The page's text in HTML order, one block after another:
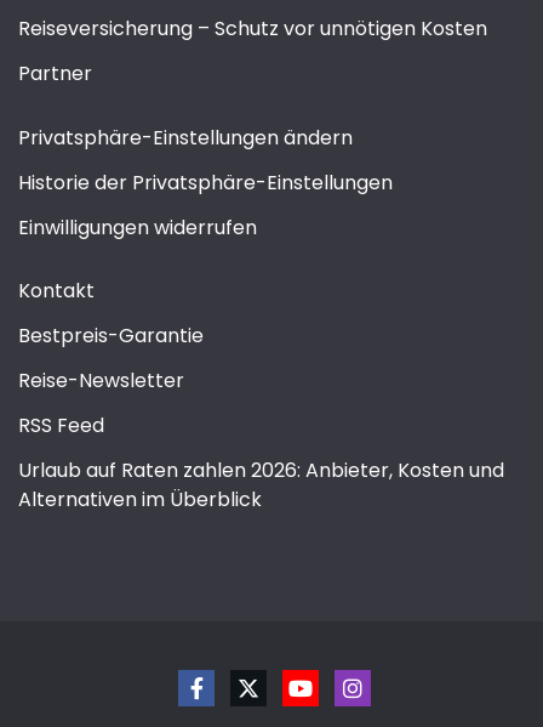
Reiseversicherung – Schutz vor unnötigen Kosten
Partner
Privatsphäre-Einstellungen ändern
Historie der Privatsphäre-Einstellungen
Einwilligungen widerrufen
Kontakt
Bestpreis-Garantie
Reise-Newsletter
RSS Feed
Urlaub auf Raten zahlen 2026: Anbieter, Kosten und
Alternativen im Überblick